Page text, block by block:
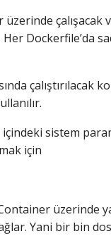
çalışacak
Dockerfile’da
çalıştırılacak
içindeki sistem
için
üzerinde
Yani bir bin